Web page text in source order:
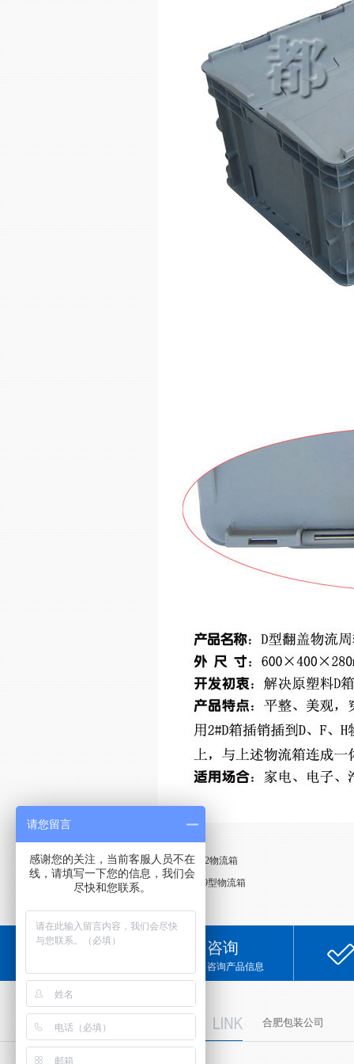
上一条：X199-2物流箱
下一条： W4619型物流箱
咨询
咨询产品信息
合肥包装公司
请您留言
感谢您的关注，当前客服人员不在
线，请填写一下您的信息，我们会
尽快和您联系。